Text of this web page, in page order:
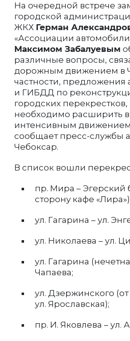
На очередной встрече
городской
ЖКХ Герман
«Ассоциации
Максимом Забалуевым
различные вопросы,
дорожным движением в
частности, предложения
и ГИБДД по
городских
необходимо расширить в
интенсивным
сообщает пресс-службы
Чебоксар.
В список вошли
пр. Мира – Эгерский
сторону кафе
ул. Гагарина – ул.
ул. Николаева – ул.
ул. Гагарина
Чапаева;
ул. Дзержинского
ул. Ярославская);
пр. И. Яковлева – ул.